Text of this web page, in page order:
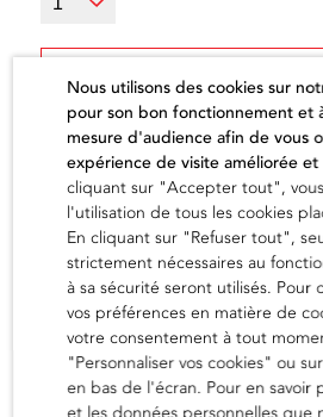
Ajouter au panier
L'artiste
en savoir
Nous utilisons des cookies sur
pour son bon fonctionnement et
mesure d'audience afin de vous
expérience de visite améliorée et
cliquant sur "Accepter tout",
l'utilisation de tous les cookies
En cliquant sur "Refuser tout",
strictement nécessaires au
à sa sécurité seront utilisés. Pour
vos préférences en matière de
votre consentement à tout
"Personnaliser vos cookies" ou
en bas de l'écran. Pour en savoir